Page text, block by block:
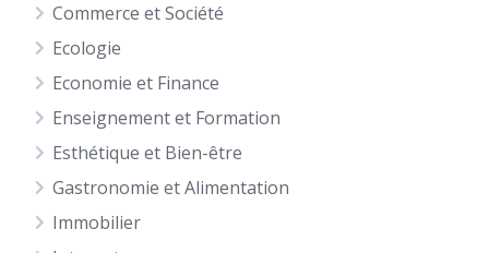
Commerce et Société
Ecologie
Economie et Finance
Enseignement et Formation
Esthétique et Bien-être
Gastronomie et Alimentation
Immobilier